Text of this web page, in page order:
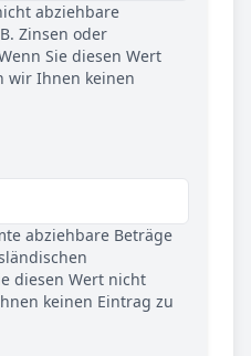
abziehbare
Zinsen oder
Sie diesen Wert
wir Ihnen keinen
abziehbare Beträge
diesen Wert nicht
keinen Eintrag zu